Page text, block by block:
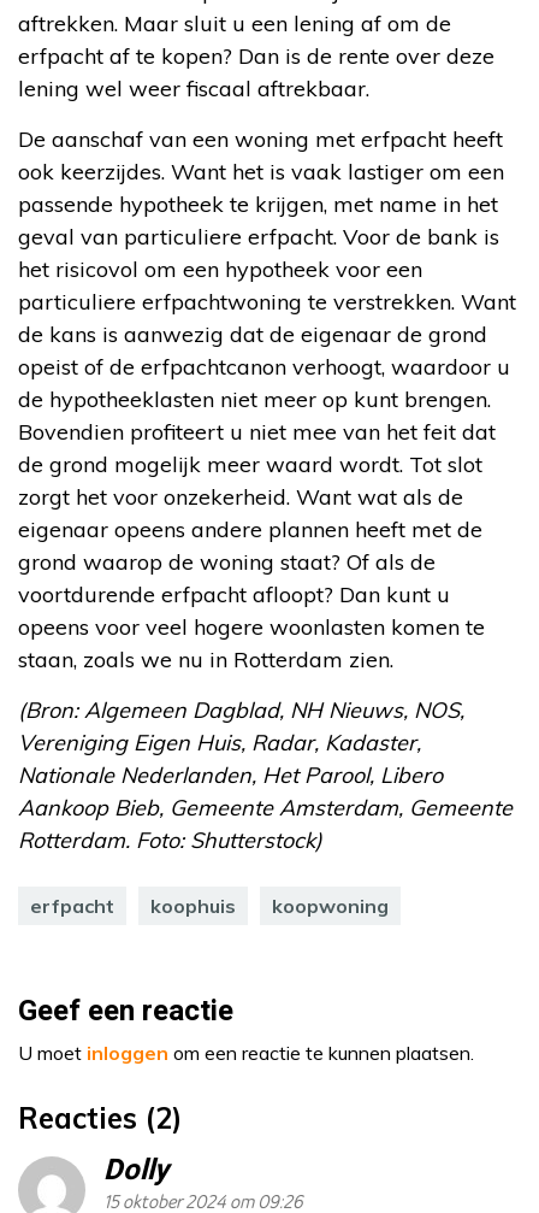
aftrekken. Maar sluit u een lening af om de
erfpacht af te kopen? Dan is de rente over deze
lening wel weer fiscaal aftrekbaar.
De aanschaf van een woning met erfpacht heeft
ook keerzijdes. Want het is vaak lastiger om een
passende hypotheek te krijgen, met name in het
geval van particuliere erfpacht. Voor de bank is
het risicovol om een hypotheek voor een
particuliere erfpachtwoning te verstrekken. Want
de kans is aanwezig dat de eigenaar de grond
opeist of de erfpachtcanon verhoogt, waardoor u
de hypotheeklasten niet meer op kunt brengen.
Bovendien profiteert u niet mee van het feit dat
de grond mogelijk meer waard wordt. Tot slot
zorgt het voor onzekerheid. Want wat als de
eigenaar opeens andere plannen heeft met de
grond waarop de woning staat? Of als de
voortdurende erfpacht afloopt? Dan kunt u
opeens voor veel hogere woonlasten komen te
staan, zoals we nu in Rotterdam zien.
(Bron: Algemeen Dagblad, NH Nieuws, NOS,
Vereniging Eigen Huis, Radar, Kadaster,
Nationale Nederlanden, Het Parool, Libero
Aankoop Bieb, Gemeente Amsterdam, Gemeente
Rotterdam. Foto: Shutterstock)
erfpacht koophuis koopwoning
Geef een reactie
U moet inloggen om een reactie te kunnen plaatsen.
Reacties (2)
Dolly
15 oktober 2024 om 09:26